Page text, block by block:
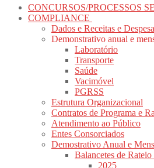
CONCURSOS/PROCESSOS
COMPLIANCE
Dados e Receitas e
Demonstrativo anual e
Laboratório
Transporte
Saúde
Vacimóvel
PGRSS
Estrutura Organizacional
Contratos de Programa e
Atendimento ao Público
Entes Consorciados
Demostrativo Anual e
Balancetes de Rateio
2025